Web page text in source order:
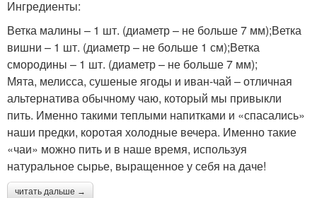
Ингредиенты:
Ветка малины – 1 шт. (диаметр – не больше 7 мм);Ветка
вишни – 1 шт. (диаметр – не больше 1 см);Ветка
смородины – 1 шт. (диаметр – не больше 7 мм);
Мята, мелисса, сушеные ягоды и иван-чай – отличная
альтернатива обычному чаю, который мы привыкли
пить. Именно такими теплыми напитками и «спасались»
наши предки, коротая холодные вечера. Именно такие
«чаи» можно пить и в наше время, используя
натуральное сырье, выращенное у себя на даче!
читать дальше →